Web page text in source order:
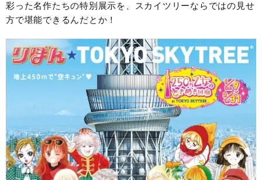
彩った名作たちの特別展示を、スカイツリーならではの見せ
方で堪能できるんだとか！